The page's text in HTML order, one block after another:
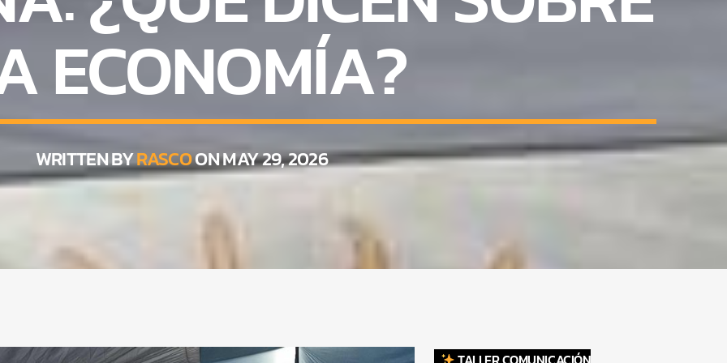
ECONOMÍA?
WRITTEN BYRASCOON MAY 29, 2026